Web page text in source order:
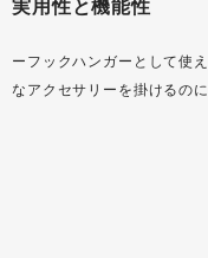
実用性と機能性
ーフックハンガーとして使
なアクセサリーを掛けるのに